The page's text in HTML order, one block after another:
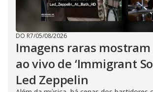
DO R7/05/08/2026
Imagens raras
ao vivo de ‘Immigrant
Led Zeppelin